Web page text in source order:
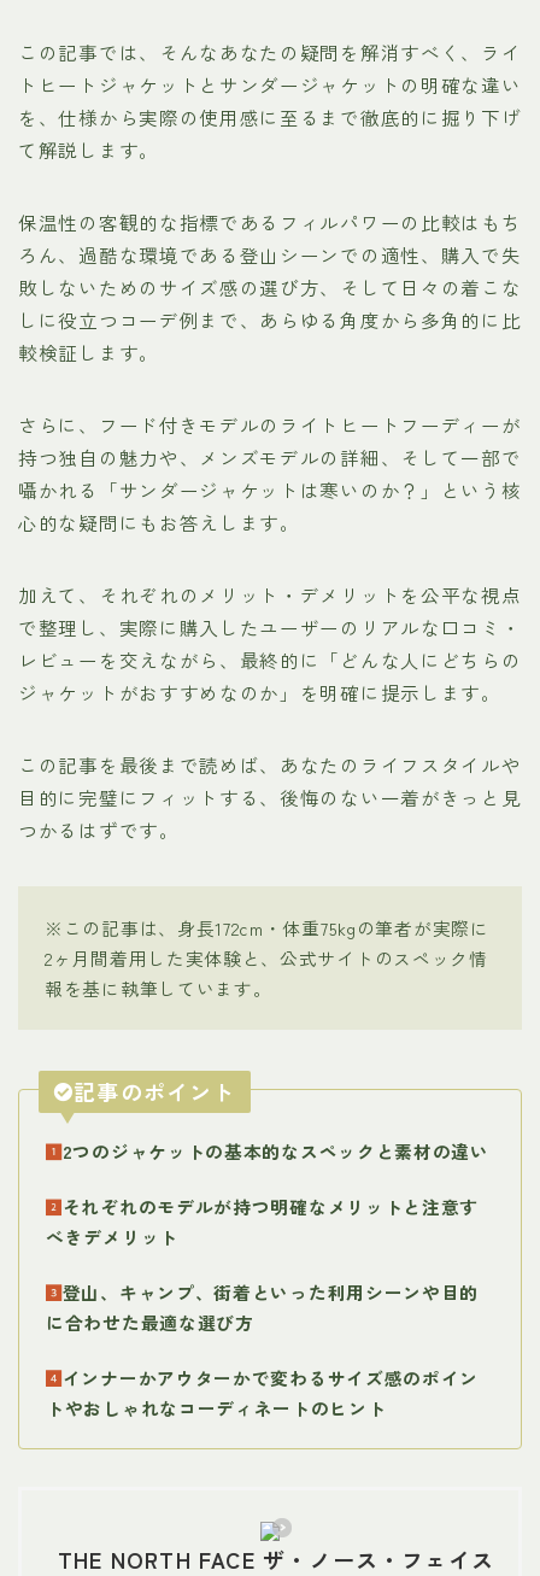
この記事では、そんなあなたの疑問を解消すべく、ライ
トヒートジャケットとサンダージャケットの明確な違い
を、仕様から実際の使用感に至るまで徹底的に掘り下げ
て解説します。
保温性の客観的な指標であるフィルパワーの比較はもち
ろん、過酷な環境である登山シーンでの適性、購入で失
敗しないためのサイズ感の選び方、そして日々の着こな
しに役立つコーデ例まで、あらゆる角度から多角的に比
較検証します。
さらに、フード付きモデルのライトヒートフーディーが
持つ独自の魅力や、メンズモデルの詳細、そして一部で
囁かれる「サンダージャケットは寒いのか？」という核
心的な疑問にもお答えします。
加えて、それぞれのメリット・デメリットを公平な視点
で整理し、実際に購入したユーザーのリアルな口コミ・
レビューを交えながら、最終的に「どんな人にどちらの
ジャケットがおすすめなのか」を明確に提示します。
この記事を最後まで読めば、あなたのライフスタイルや
目的に完璧にフィットする、後悔のない一着がきっと見
つかるはずです。
※この記事は、身長172cm・体重75kgの筆者が実際に
2ヶ月間着用した実体験と、公式サイトのスペック情
報を基に執筆しています。
記事のポイント
2つのジャケットの基本的なスペックと素材の違い
それぞれのモデルが持つ明確なメリットと注意す
べきデメリット
登山、キャンプ、街着といった利用シーンや目的
に合わせた最適な選び方
インナーかアウターかで変わるサイズ感のポイン
トやおしゃれなコーディネートのヒント
THE NORTH FACE ザ・ノース・フェイス